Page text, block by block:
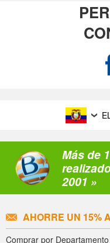
Más de
2001 »
AHORRE UN 15%
Comprar por Departamento